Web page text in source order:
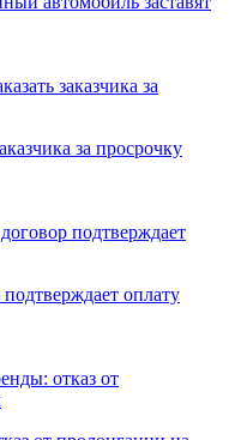
за просрочку
оплату